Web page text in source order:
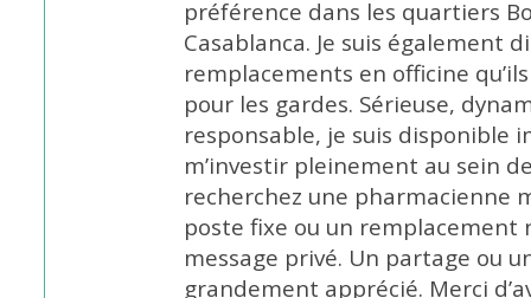
préférence dans les quartiers
Casablanca. Je suis également
remplacements en officine
pour les gardes. Sérieuse,
responsable, je suis
m’investir pleinement au sein
recherchez une pharmacienne
poste fixe ou un remplacement
message privé. Un partage ou
grandement apprécié. Merci